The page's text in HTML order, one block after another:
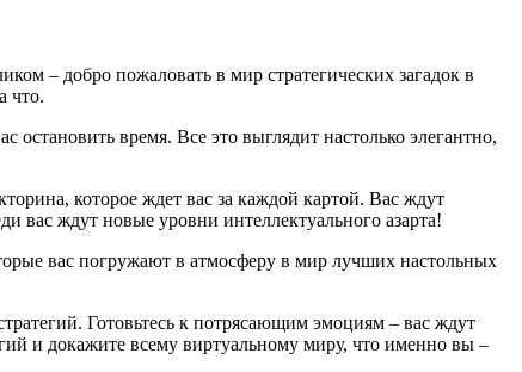
– добро пожаловать в мир стратегических загадок в
что.
время. Все это выглядит настолько элегантно,
которое ждет вас за каждой картой. Вас ждут
вас ждут новые уровни интеллектуального азарта!
вас погружают в атмосферу в мир лучших настольных
Готовьтесь к потрясающим эмоциям – вас ждут
и докажите всему виртуальному миру, что именно вы –